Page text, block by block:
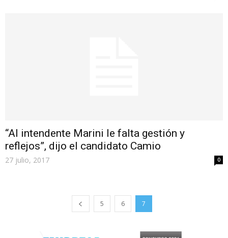
“Al intendente Marini le falta gestión y
reflejos”, dijo el candidato Camio
27 julio, 2017 0
5 6 7